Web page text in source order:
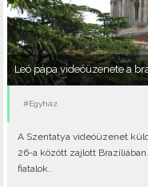
Leó pápa videóüzenete a
#Egyház
A Szentatya videóüzenet
26-a között zajlott
fiatalok..